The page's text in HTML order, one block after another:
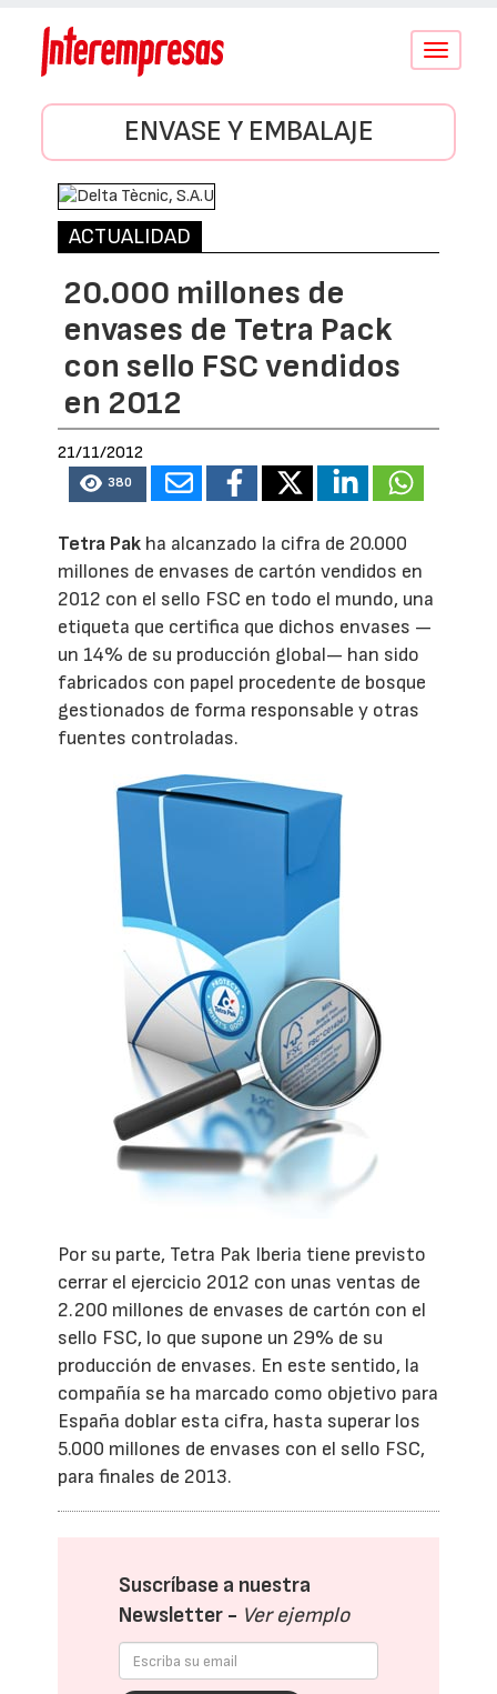
Conmutar
ENVASE Y EMBALAJE
ACTUALIDAD
20.000 millones de
envases de Tetra Pack
con sello FSC vendidos
en 2012
21/11/2012
380
Tetra Pak ha alcanzado la cifra de 20.000
millones de envases de cartón vendidos en
2012 con el sello FSC en todo el mundo, una
etiqueta que certifica que dichos envases —
un 14% de su producción global— han sido
fabricados con papel procedente de bosque
gestionados de forma responsable y otras
fuentes controladas.
Por su parte, Tetra Pak Iberia tiene previsto
cerrar el ejercicio 2012 con unas ventas de
2.200 millones de envases de cartón con el
sello FSC, lo que supone un 29% de su
producción de envases. En este sentido, la
compañía se ha marcado como objetivo para
España doblar esta cifra, hasta superar los
5.000 millones de envases con el sello FSC,
para finales de 2013.
Suscríbase a nuestra
Newsletter - Ver ejemplo